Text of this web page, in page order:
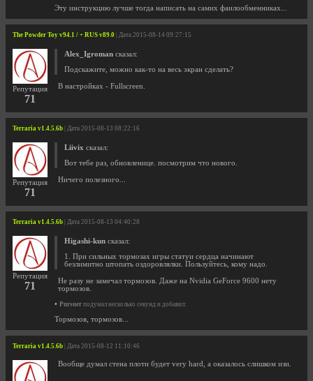
Эту инструкцию лучше тогда написать на самих фаилообменниках...
The Powder Toy v94.1 / + RUS v89.0 | Дата 2015-08-14 09:27:15
Репутация
71
Alex_Igroman сказал:
Подскажите, можно как-то на весь экран сделать?
В настройках - Fullscreen.
Terraria v1.4.5.6b | Дата 2015-08-13 08:22:16
Репутация
71
Liivix сказал:
Вот тебе раз, обновленице. посмотрим что нового.
Ничего полезного...
Terraria v1.4.5.6b | Дата 2015-08-13 04:40:28
Репутация
71
Higashi-kun сказал:
1. При сильных тормозах игры статуи сердца начинают
безлимитно штопать оздоровлялки. Пользуйтесь, кому надо.
Не разу не замечал тормозов. Даже на Nvidia GeForce 9600 нету
тормозов.
• Pursuer подумал несколько секунд и добавил:
Тормозов, тормозов...
Terraria v1.4.5.6b | Дата 2015-08-12 11:10:46
Вообще думал стена плоти будет very hard, а оказалось слишком изи.